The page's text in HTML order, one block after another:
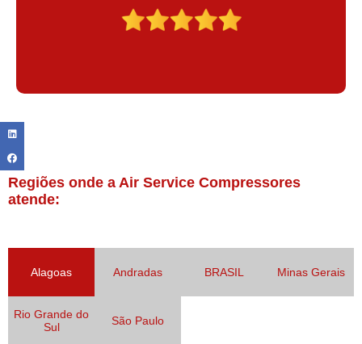
Regiões onde a Air Service Compressores
atende:
Alagoas Andradas BRASIL Minas Gerais
Rio Grande do
Sul
São Paulo